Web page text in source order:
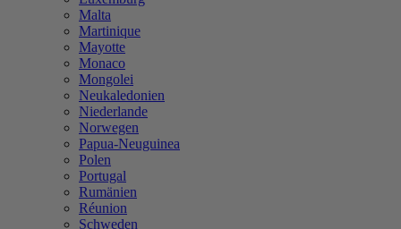
Malta
Martinique
Mayotte
Monaco
Mongolei
Neukaledonien
Niederlande
Norwegen
Papua-Neuguinea
Polen
Portugal
Rumänien
Réunion
Schweden